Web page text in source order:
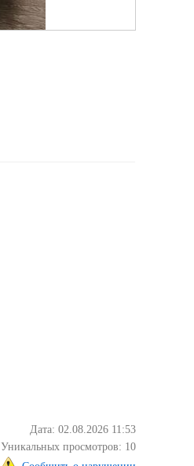
Дата: 02.08.2026 11:53
Уникальных просмотров: 10